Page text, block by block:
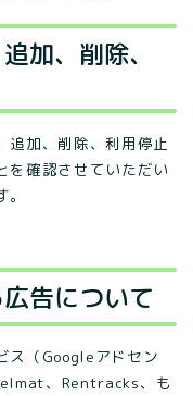
加、削除、
追加、削除、利用停止
を確認させていただい
告について
ス（Googleアドセン
、Rentracks、も